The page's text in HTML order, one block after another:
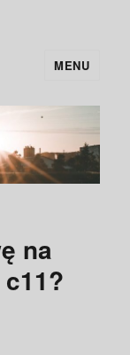
MENU
na